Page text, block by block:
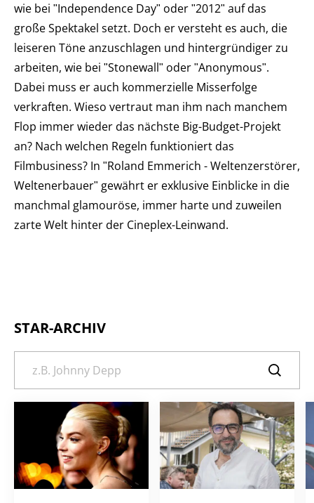
wie bei ʺIndependence Dayʺ oder ʺ2012ʺ auf das
große Spektakel setzt. Doch er versteht es auch, die
leiseren Töne anzuschlagen und hintergründiger zu
arbeiten, wie bei ʺStonewallʺ oder ʺAnonymousʺ.
Dabei muss er auch kommerzielle Misserfolge
verkraften. Wieso vertraut man ihm nach manchem
Flop immer wieder das nächste Big-Budget-Projekt
an? Nach welchen Regeln funktioniert das
Filmbusiness? In ʺRoland Emmerich - Weltenzerstörer,
Weltenerbauerʺ gewährt er exklusive Einblicke in die
manchmal glamouröse, immer harte und zuweilen
zarte Welt hinter der Cineplex-Leinwand.
STAR-ARCHIV